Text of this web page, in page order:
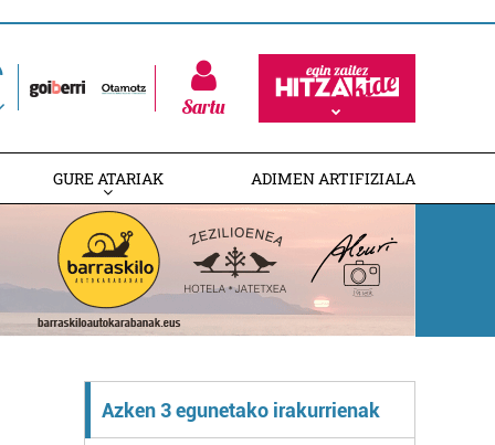
Sartu
GURE ATARIAK ADIMEN ARTIFIZIALA
Azken 3 egunetako irakurrienak